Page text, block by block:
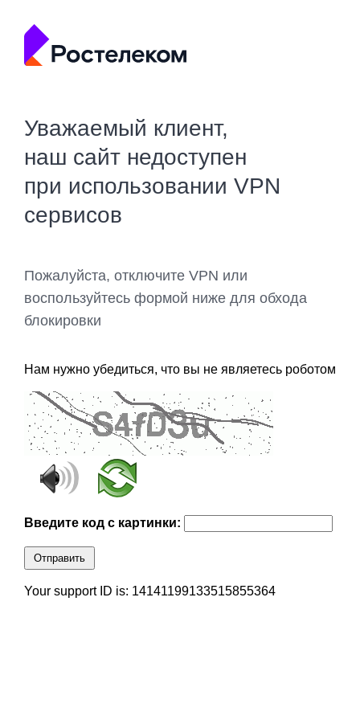
Уважаемый клиент,
наш сайт недоступен
при использовании VPN
сервисов
Пожалуйста, отключите VPN или
воспользуйтесь формой ниже для обхода
блокировки
Нам нужно убедиться, что вы не являетесь роботом
Введите код с картинки:
Отправить
Your support ID is: 14141199133515855364